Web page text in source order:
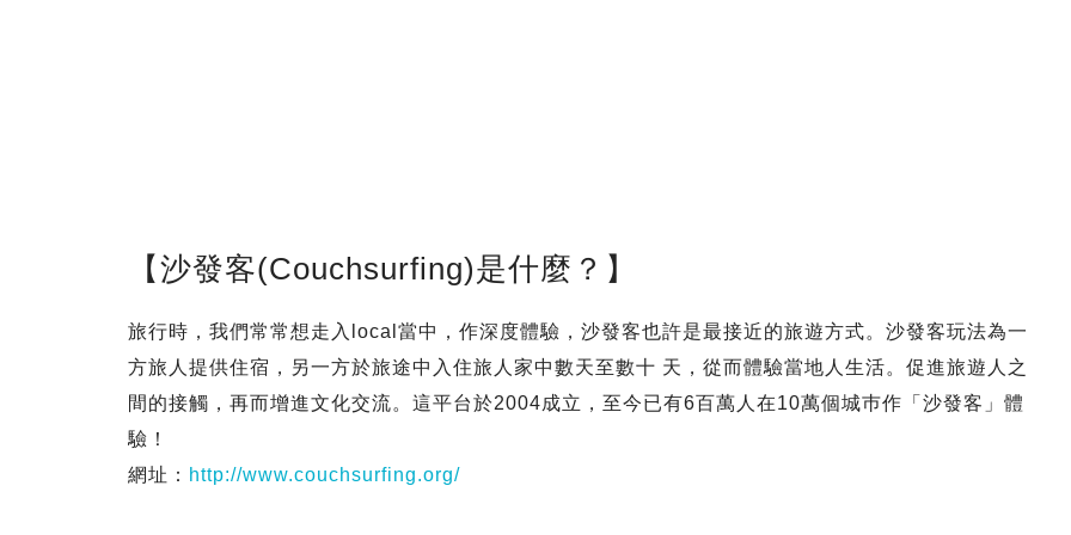
【沙發客(Couchsurfing)是什麼？】
旅行時，我們常常想走入local當中，作深度體驗，沙發客也許是最接近的旅遊方式。沙發客玩法為一
方旅人提供住宿，另一方於旅途中入住旅人家中數天至數十 天，從而體驗當地人生活。促進旅遊人之
間的接觸，再而增進文化交流。這平台於2004成立，至今已有6百萬人在10萬個城巿作「沙發客」體
驗！
網址： http://www.couchsurfing.org/